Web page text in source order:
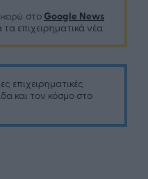
στο Google News
επιχειρηματικά νέα
επιχειρηματικές
και τον κόσμο στο